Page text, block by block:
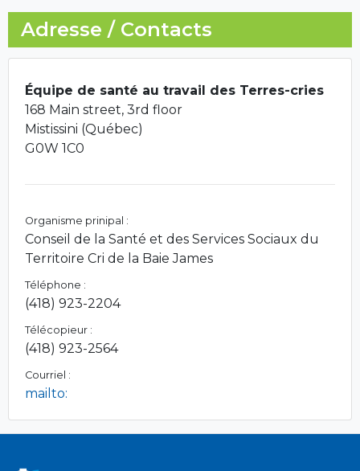
Adresse / Contacts
Équipe de santé au travail des Terres-cries
168 Main street, 3rd floor
Mistissini (Québec)
G0W 1C0
Organisme prinipal :
Conseil de la Santé et des Services Sociaux du
Territoire Cri de la Baie James
Téléphone :
(418) 923-2204
Télécopieur :
(418) 923-2564
Courriel :
mailto: